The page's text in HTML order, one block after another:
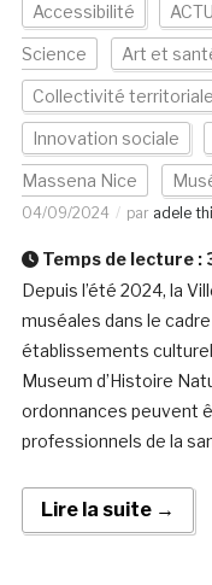
Accessibilité
Science Art et
Collectivité territoriale
Innovation sociale
Massena Nice
04/09/2024 par adele
Temps de lecture :
Depuis l’été 2024, la
muséales dans le
établissements
Museum d’Histoire
ordonnances peuvent
professionnels de la
Lire la suite →